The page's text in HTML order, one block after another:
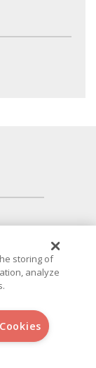
c/ San Norberto
storing of
analyze